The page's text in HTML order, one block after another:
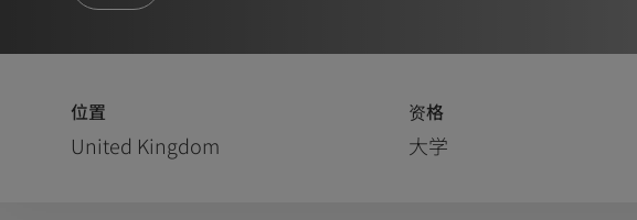
位置
United Kingdom
资格
大学